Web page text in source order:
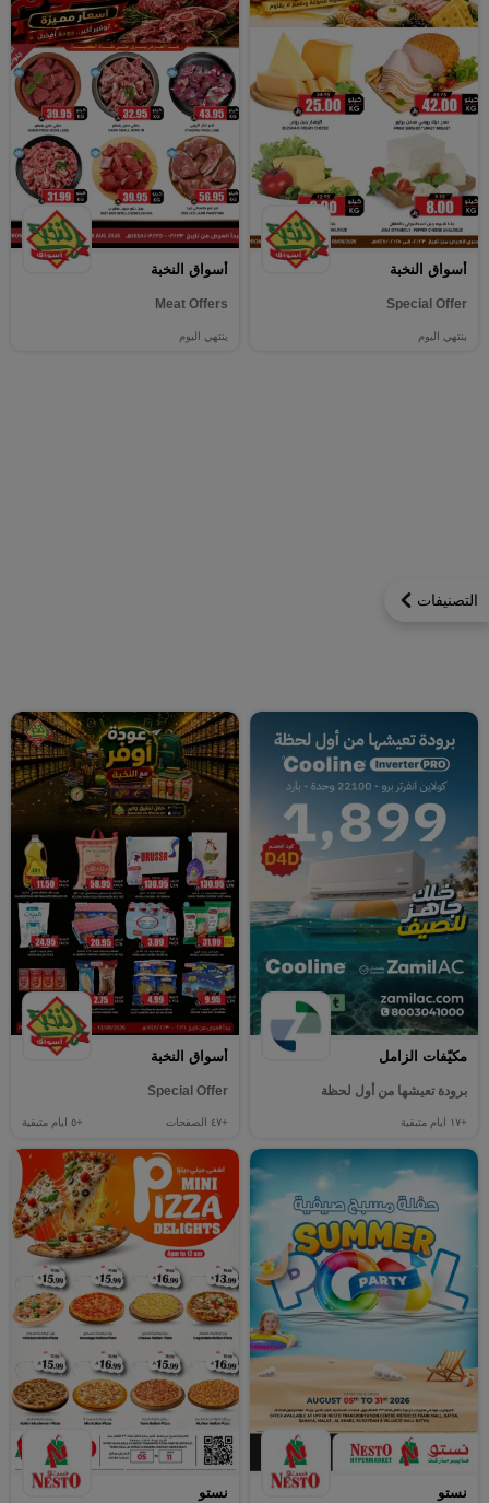
التصنيفات
أسواق النخبة
Special Offer
ينتهي اليوم
أسواق النخبة
Meat Offers
ينتهي اليوم
مكيّفات الزامل
برودة تعيشها من أول لحظة
+١٧ ايام متبقية
أسواق النخبة
Special Offer
+٤٧ الصفحات +٥ ايام متبقية
نستو نستو